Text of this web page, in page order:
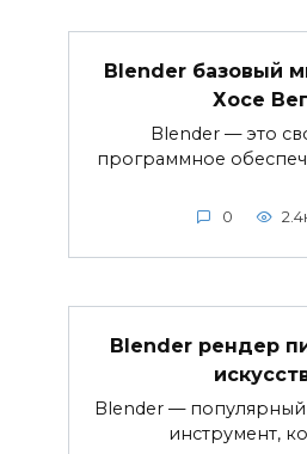
Blender базовый
Хосе
Blender — это
программное
0
Blender рендер
Blender —
инструмент,